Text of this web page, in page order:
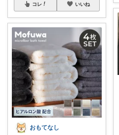
コレ いいね
おもてなし